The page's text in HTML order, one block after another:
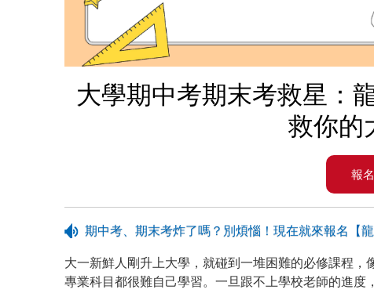
大學期中考期末考救星：
救你的
報
期中考、期末考炸了嗎？別煩惱！現在就來報名【
大一新鮮人剛升上大學，就碰到一堆困難的必修課程，
專業科目都很難自己學習。一旦跟不上學校老師的進度